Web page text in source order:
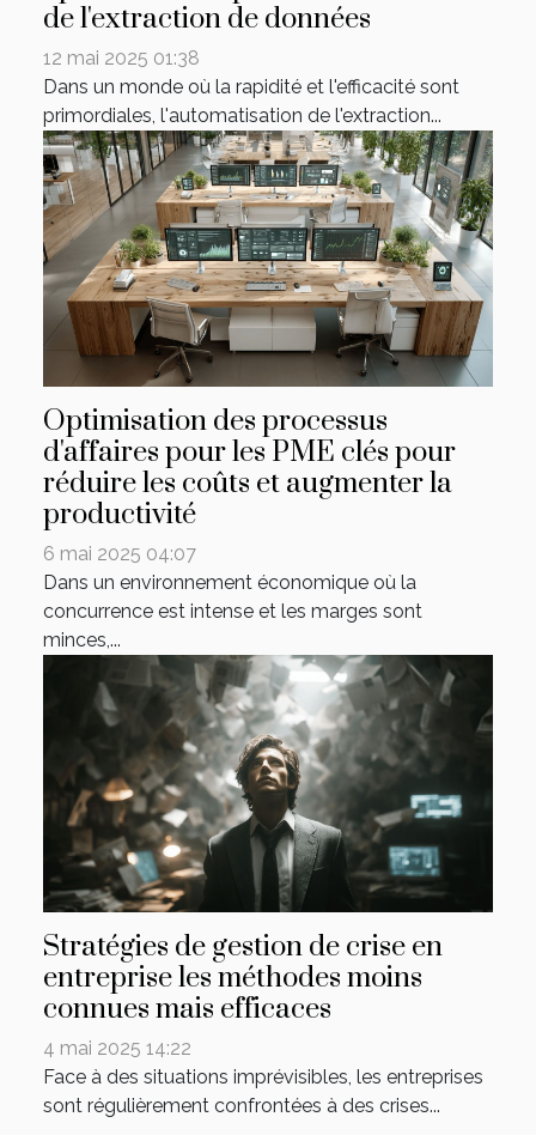
de l'extraction de données
12 mai 2025 01:38
Dans un monde où la rapidité et l'efficacité sont
primordiales, l'automatisation de l'extraction...
Optimisation des processus
d'affaires pour les PME clés pour
réduire les coûts et augmenter la
productivité
6 mai 2025 04:07
Dans un environnement économique où la
concurrence est intense et les marges sont
minces,...
Stratégies de gestion de crise en
entreprise les méthodes moins
connues mais efficaces
4 mai 2025 14:22
Face à des situations imprévisibles, les entreprises
sont régulièrement confrontées à des crises...